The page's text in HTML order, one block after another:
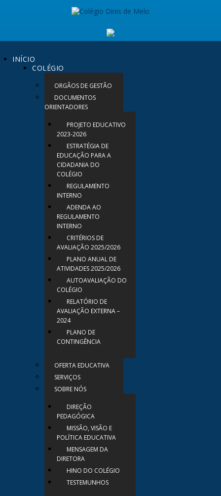
INÍCIO
COLÉGIO
ORGÃOS DE GESTÃO
DOCUMENTOS
ORIENTADORES
PROJETO EDUCATIVO
2023-2026
ESTRATÉGIA DE
EDUCAÇÃO PARA A
CIDADANIA DO
COLÉGIO
REGULAMENTO
INTERNO
ADENDA AO
REGULAMENTO
INTERNO
CRITÉRIOS DE
AVALIAÇÃO 2025/2026
PLANO ANUAL DE
ATIVIDADES 2025/2026
AUTOAVALIAÇÃO DO
COLÉGIO
RELATÓRIO DE
AVALIAÇÃO EXTERNA –
2024
PLANO DE
CONTINGÊNCIA
OFERTA EDUCATIVA
SERVIÇOS
SOBRE NÓS
DIREÇÃO
PEDAGÓGICA
MISSÃO, VISÃO E
POLÍTICA EDUCATIVA
MENSAGEM DA
DIRETORA
HINO DO COLÉGIO
TESTEMUNHOS